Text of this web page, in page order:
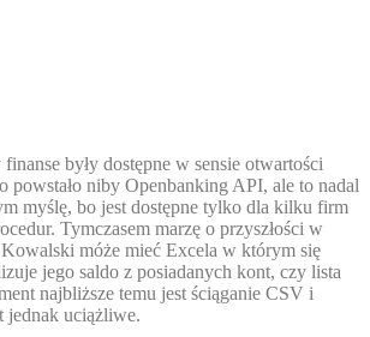
były dostępne w sensie otwartości
powstało niby Openbanking API, ale to nadal
myślę, bo jest dostępne tylko dla kilku firm
Tymczasem marzę o przyszłości w
móże mieć Excela w którym się
jego saldo z posiadanych kont, czy lista
najbliższe temu jest ściąganie CSV i
jednak uciążliwe.